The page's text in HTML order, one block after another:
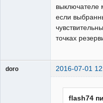
выключателе
если
точках
doro 2016-07-01
flash74